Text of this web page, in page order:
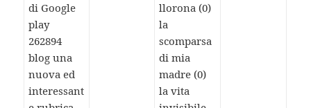
di Google
play
262894
blog una
nuova ed
interessant
llorona (0)
la
scomparsa
di mia
madre (0)
la vita